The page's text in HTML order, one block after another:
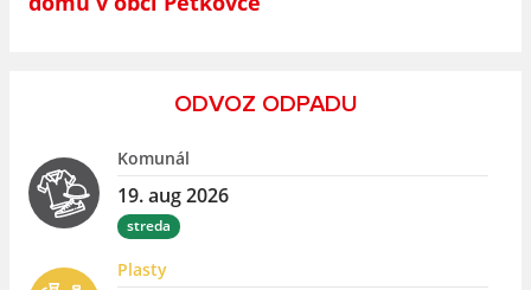
ODVOZ ODPADU
Komunál
19. aug 2026
streda
Plasty